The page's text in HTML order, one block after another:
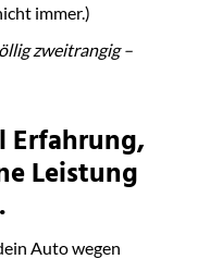
immer.)
zweitrangig –
Erfahrung,
Leistung
Auto wegen